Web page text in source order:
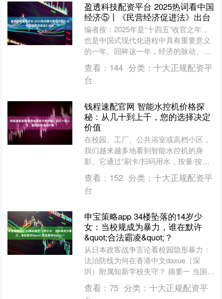
盈透科技配资平台 2025热词看中国
经济⑤丨《民营经济促进法》出台
编者按：2025年是“十四五”收官之年，
也是中国式现代化进程中具有重要意义
的一年。回眸这一年，经济的脉动、社
会的情绪、生活的变迁，已率先被浓缩
进一个又一个“热词....
查看： 144 分类： 十大正规配资平
台
钱程速配官网 智能水控机价格探
秘：从几十到上千，您的选择决定
价值
在校园、工厂、公共浴室或高档小区，
我们越来越多地看到智能水控机的身
影。它通过“刷卡/扫码用水，按量/按时
收费”的模式，有效节约了水资源，并实
现了精细化管理。当您....
查看： 152 分类： 十大正规配资平
台
申宝策略app 34楼坠落的14岁少
女：当校规成为暴力，谁在默许
&quot;合法霸凌&quot;？
从日本政客战争言论看校园隐形暴力：
法治防线为何在香港中文daxue（深
圳）附属知新学校失守？ 摘要一 当国际
视线聚焦日本政客的战争言论时，一场
发生在香港中文da....
查看： 75 分类： 十大正规配资平